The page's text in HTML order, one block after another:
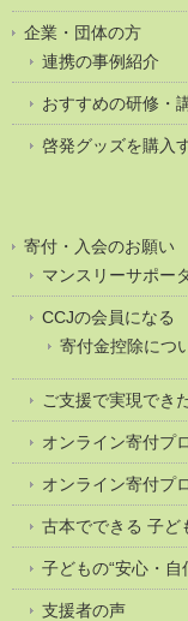
企業・団体の方
連携の事例紹介
おすすめの研修・
啓発グッズを購入
寄付・入会のお願い
マンスリーサポー
CCJの会員になる
寄付金控除につ
ご支援で実現でき
オンライン寄付プ
オンライン寄付プ
古本でできる 子ど
子どもの“安心・自
支援者の声